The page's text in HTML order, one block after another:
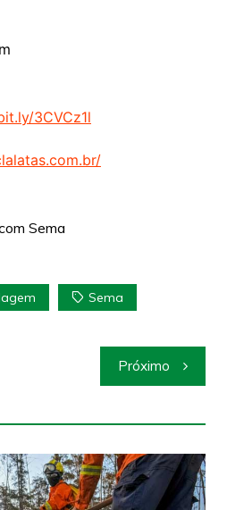
3CVCz1l
Sema
Sema
Próximo